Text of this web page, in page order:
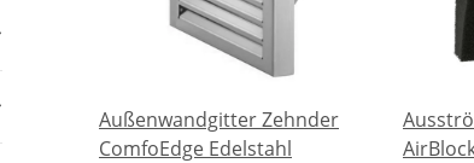
Außenwandgitter Zehnder
ComfoEdge Edelstahl